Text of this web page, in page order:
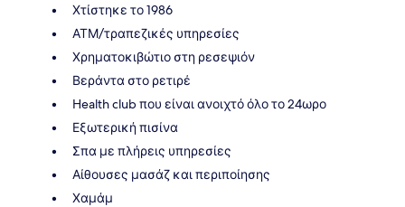
Χτίστηκε το 1986
ΑΤΜ/τραπεζικές υπηρεσίες
Χρηματοκιβώτιο στη ρεσεψιόν
Βεράντα στο ρετιρέ
Health club που είναι ανοιχτό όλο το 24ωρο
Εξωτερική πισίνα
Σπα με πλήρεις υπηρεσίες
Αίθουσες μασάζ και περιποίησης
Χαμάμ